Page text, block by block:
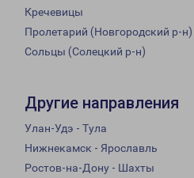
Кречевицы
Пролетарий (Новгородский р-н)
Сольцы (Солецкий р-н)
Другие направления
Улан-Удэ - Тула
Нижнекамск - Ярославль
Ростов-на-Дону - Шахты